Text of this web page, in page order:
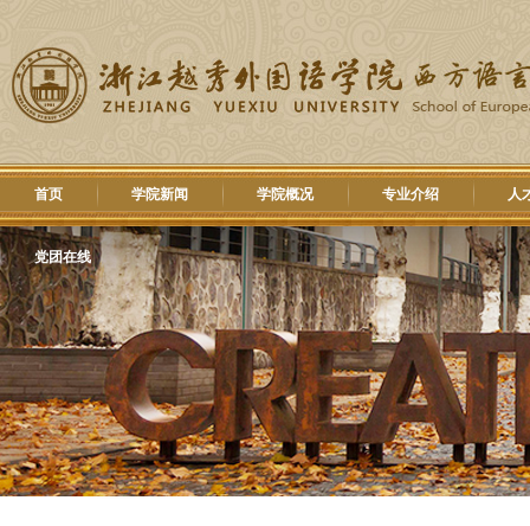
首页 学院新闻 学院概况 专业介绍 人
党团在线